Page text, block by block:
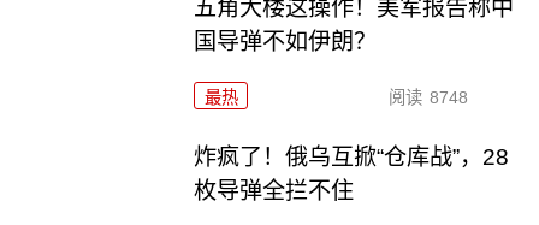
五角大楼这操作！美军报告称中
国导弹不如伊朗？
最热 阅读 8748
炸疯了！俄乌互掀“仓库战”，28
枚导弹全拦不住